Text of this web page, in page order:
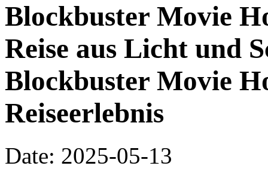
Blockbuster Movie
Reise aus Licht und
Blockbuster Movie
Reiseerlebnis
Date: 2025-05-13